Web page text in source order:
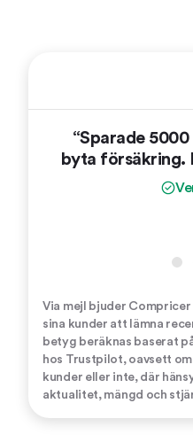
“Sparade
byta försäkring.
Via mejl bjuder Compricer
sina kunder att lämna
betyg beräknas baserat
hos Trustpilot, oavsett
kunder eller inte, där
aktualitet, mängd och